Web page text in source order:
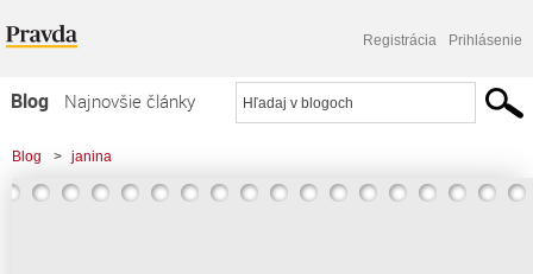
Registrácia Prihlásenie
Blog
Najnovšie články
Najčítanejšie články
Najkomentovanejšie články
Blog > janina